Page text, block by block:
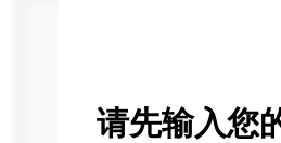
请先输入您